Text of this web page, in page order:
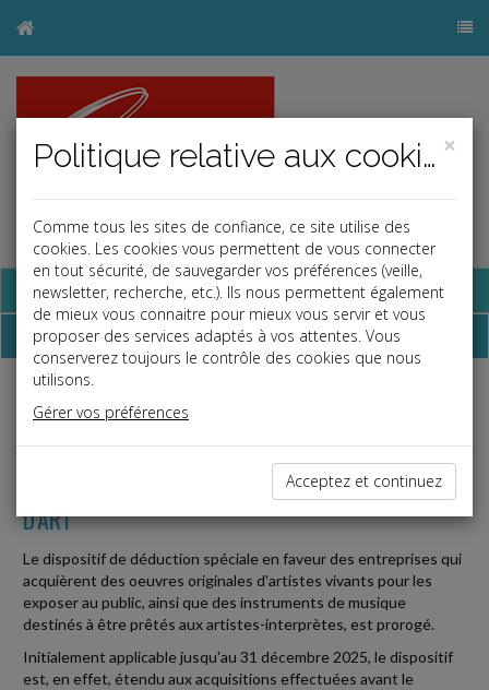
Base documentaire
Dépêches
Fiscal TPE
Date: 2026-05-26
DÉDUCTION SPÉCIALE POUR L'ACHAT D'OEUVRES
D'ART
Le dispositif de déduction spéciale en faveur des entreprises qui
acquièrent des oeuvres originales d'artistes vivants pour les
exposer au public, ainsi que des instruments de musique
destinés à être prêtés aux artistes-interprètes, est prorogé.
Initialement applicable jusqu'au 31 décembre 2025, le dispositif
est, en effet, étendu aux acquisitions effectuées avant le
×
Politique relative aux cookies
Comme tous les sites de confiance, ce site utilise des
cookies. Les cookies vous permettent de vous connecter
en tout sécurité, de sauvegarder vos préférences (veille,
newsletter, recherche, etc.). Ils nous permettent également
de mieux vous connaitre pour mieux vous servir et vous
proposer des services adaptés à vos attentes. Vous
conserverez toujours le contrôle des cookies que nous
utilisons.
Gérer vos préférences
Acceptez et continuez